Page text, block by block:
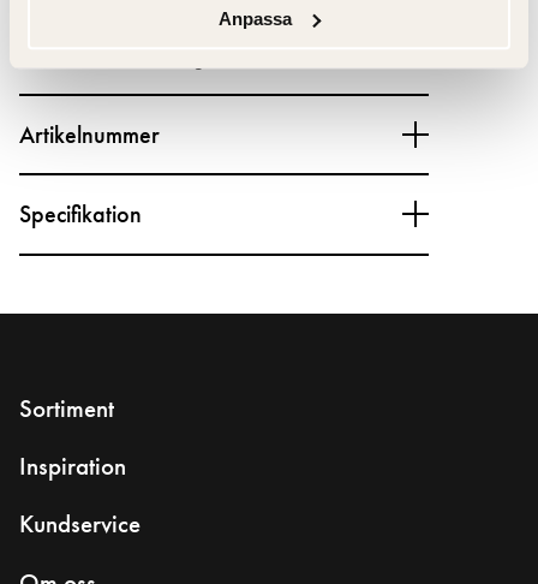
Anpassa
Artikelnummer
Specifikation
Sortiment
Inspiration
Kundservice